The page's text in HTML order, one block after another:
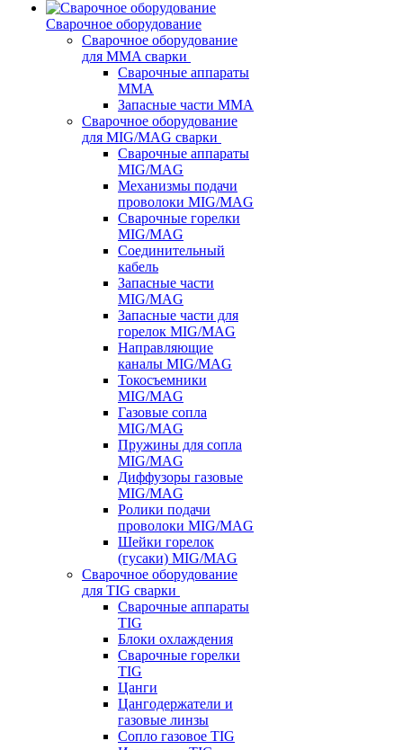
Сварочное оборудование
Сварочное оборудование
для MMA сварки
Сварочные аппараты
MMA
Запасные части MMA
Сварочное оборудование
для MIG/MAG сварки
Сварочные аппараты
MIG/MAG
Механизмы подачи
проволоки MIG/MAG
Сварочные горелки
MIG/MAG
Соединительный
кабель
Запасные части
MIG/MAG
Запасные части для
горелок MIG/MAG
Направляющие
каналы MIG/MAG
Токосъемники
MIG/MAG
Газовые сопла
MIG/MAG
Пружины для сопла
MIG/MAG
Диффузоры газовые
MIG/MAG
Ролики подачи
проволоки MIG/MAG
Шейки горелок
(гусаки) MIG/MAG
Сварочное оборудование
для TIG сварки
Сварочные аппараты
TIG
Блоки охлаждения
Сварочные горелки
TIG
Цанги
Цангодержатели и
газовые линзы
Сопло газовое TIG